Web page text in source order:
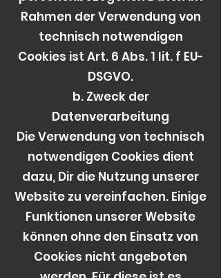
Rahmen der Verwendung von
technisch notwendigen
Cookies ist Art. 6 Abs. 1 lit. f EU-
DSGVO.
b. Zweck der
Datenverarbeitung
Die Verwendung von technisch
notwendigen Cookies dient
dazu, Dir die Nutzung unserer
Website zu vereinfachen. Einige
Funktionen unserer Website
können ohne den Einsatz von
Cookies nicht angeboten